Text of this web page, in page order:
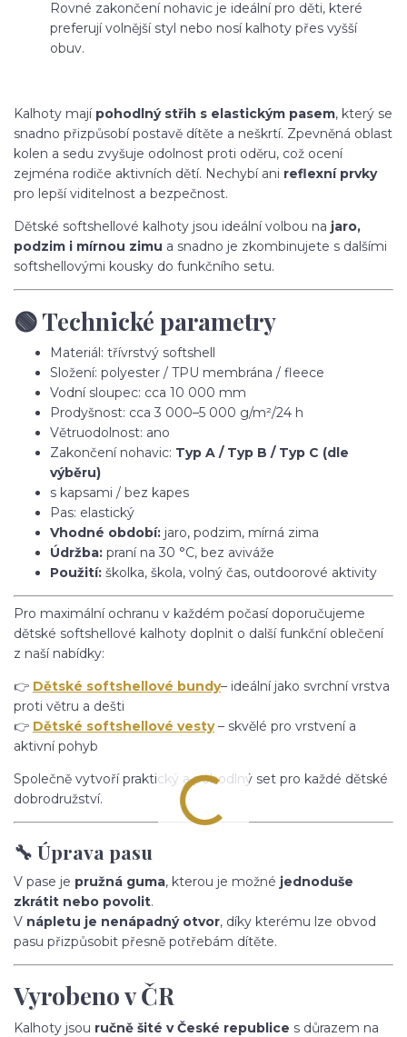
Rovné zakončení nohavic je ideální pro děti, které
preferují volnější styl nebo nosí kalhoty přes vyšší
obuv.
Kalhoty mají pohodlný střih s elastickým pasem, který se
snadno přizpůsobí postavě dítěte a neškrtí. Zpevněná oblast
kolen a sedu zvyšuje odolnost proti oděru, což ocení
zejména rodiče aktivních dětí. Nechybí ani reflexní prvky
pro lepší viditelnost a bezpečnost.
Dětské softshellové kalhoty jsou ideální volbou na jaro,
podzim i mírnou zimu a snadno je zkombinujete s dalšími
softshellovými kousky do funkčního setu.
🟢 Technické parametry
Materiál: třívrstvý softshell
Složení: polyester / TPU membrána / fleece
Vodní sloupec: cca 10 000 mm
Prodyšnost: cca 3 000–5 000 g/m²/24 h
Větruodolnost: ano
Zakončení nohavic: Typ A / Typ B / Typ C (dle
výběru)
s kapsami / bez kapes
Pas: elastický
Vhodné období: jaro, podzim, mírná zima
Údržba: praní na 30 °C, bez aviváže
Použití: školka, škola, volný čas, outdoorové aktivity
Pro maximální ochranu v každém počasí doporučujeme
dětské softshellové kalhoty doplnit o další funkční oblečení
z naší nabídky:
👉 Dětské softshellové bundy– ideální jako svrchní vrstva
proti větru a dešti
👉 Dětské softshellové vesty– skvělé pro vrstvení a
aktivní pohyb
Společně vytvoří praktický a pohodlný set pro každé dětské
dobrodružství.
🔧 Úprava pasu
V pase je pružná guma, kterou je možné jednoduše
zkrátit nebo povolit.
V nápletu je nenápadný otvor, díky kterému lze obvod
pasu přizpůsobit přesně potřebám dítěte.
Vyrobeno v ČR
Kalhoty jsou ručně šité v České republice s důrazem na